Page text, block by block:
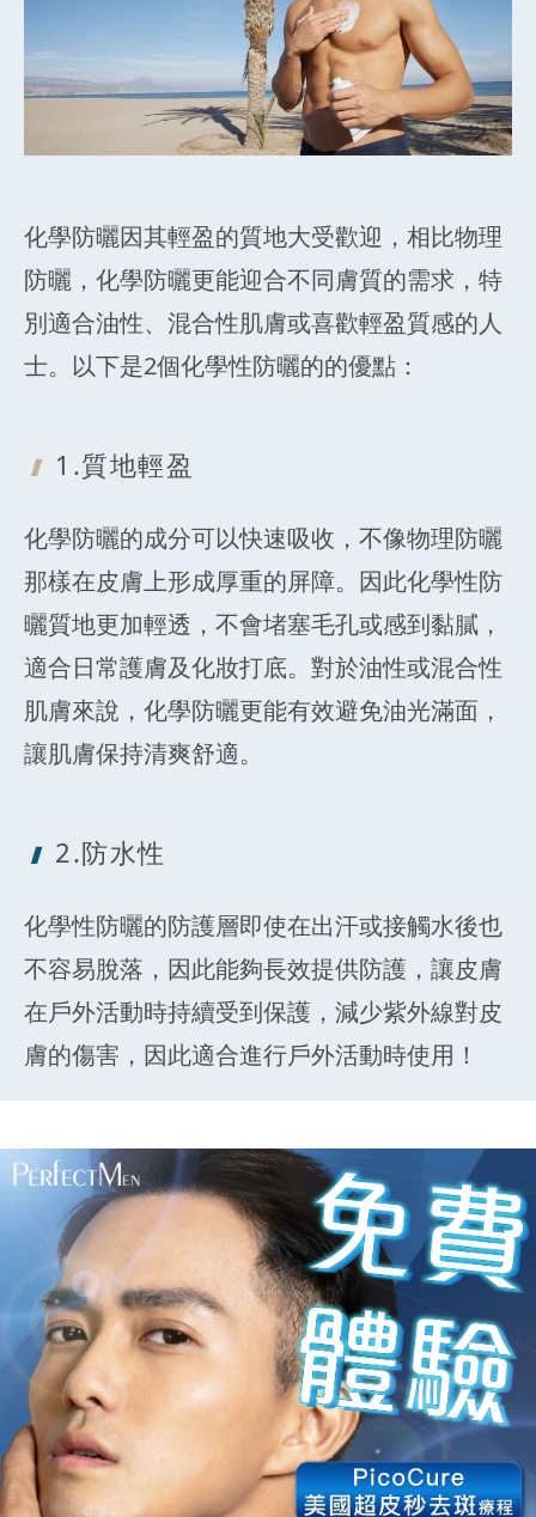
化學防曬因其輕盈的質地大受歡迎，相比物理
防曬，化學防曬更能迎合不同膚質的需求，特
別適合油性、混合性肌膚或喜歡輕盈質感的人
士。以下是2個化學性防曬的的優點：
1.質地輕盈
化學防曬的成分可以快速吸收，不像物理防曬
那樣在皮膚上形成厚重的屏障。因此化學性防
曬質地更加輕透，不會堵塞毛孔或感到黏膩，
適合日常護膚及化妝打底。對於油性或混合性
肌膚來說，化學防曬更能有效避免油光滿面，
讓肌膚保持清爽舒適。
2.防水性
化學性防曬的防護層即使在出汗或接觸水後也
不容易脫落，因此能夠長效提供防護，讓皮膚
在戶外活動時持續受到保護，減少紫外線對皮
膚的傷害，因此適合進行戶外活動時使用！